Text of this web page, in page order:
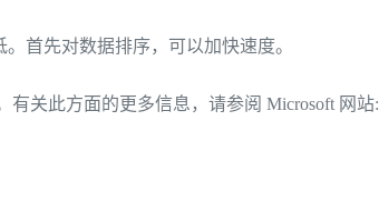
首先对数据排序，可以加快速度。
有关此方面的更多信息，请参阅 Microsoft 网站: